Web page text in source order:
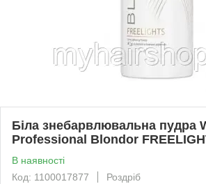
Біла знебарвлювальна пудра
Professional Blondor
В наявності
Код: 1100017877
Роздріб